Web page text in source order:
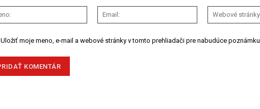
Meno:
Email:
Uložiť moje meno, e-mail a webové stránky v tomto prehliadači pre nabudúce poznámku.